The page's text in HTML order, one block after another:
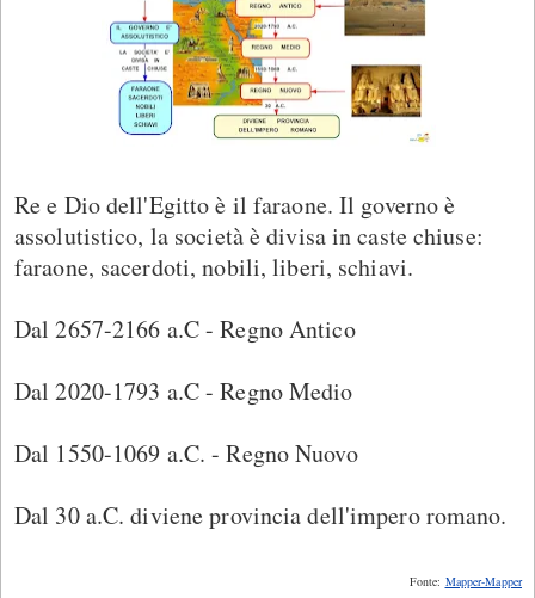
Re e Dio dell'Egitto è il faraone. Il governo è
assolutistico, la società è divisa in caste chiuse:
faraone, sacerdoti, nobili, liberi, schiavi.
Dal 2657-2166 a.C - Regno Antico
Dal 2020-1793 a.C - Regno Medio
Dal 1550-1069 a.C. - Regno Nuovo
Dal 30 a.C. diviene provincia dell'impero romano.
Fonte: Mapper-Mapper